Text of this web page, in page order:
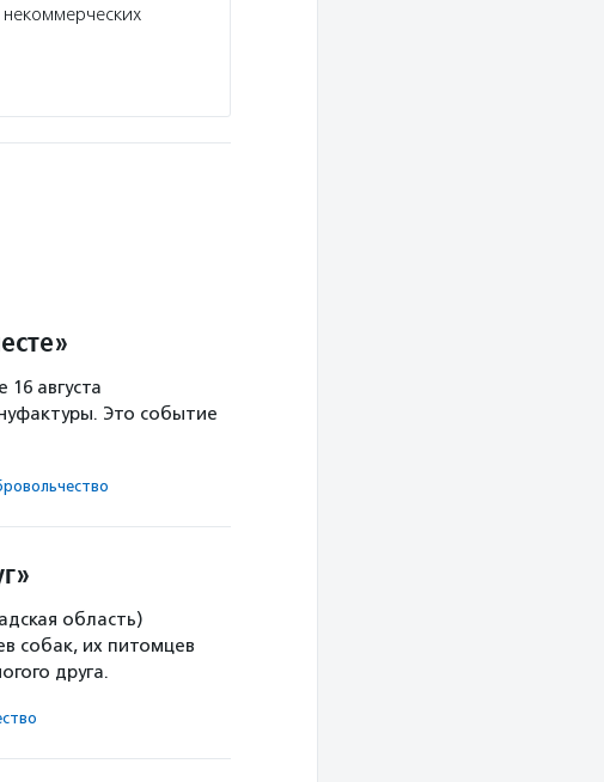
августа
Это событие
область)
собак, их питомцев
друга.